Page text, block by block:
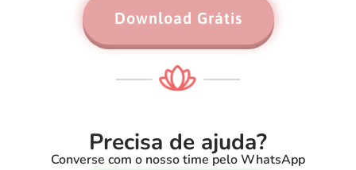
Download Grátis
Precisa de ajuda?
Converse com o nosso time pelo WhatsApp